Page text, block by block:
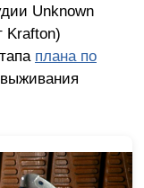
Unknown
Krafton)
плана по